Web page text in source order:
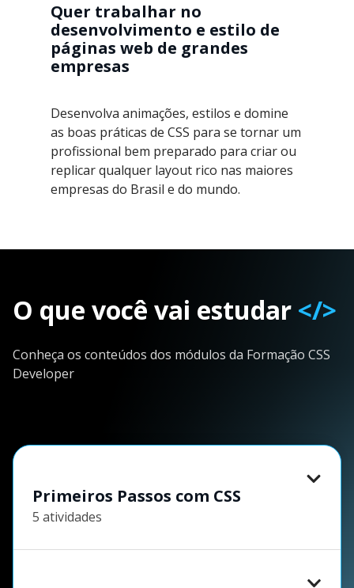
Quer trabalhar no
desenvolvimento e estilo de
páginas web de grandes
empresas
Desenvolva animações, estilos e domine
as boas práticas de CSS para se tornar um
profissional bem preparado para criar ou
replicar qualquer layout rico nas maiores
empresas do Brasil e do mundo.
O que você vai estudar </>
Conheça os conteúdos dos módulos da Formação CSS
Developer
Primeiros Passos com CSS
5 atividades